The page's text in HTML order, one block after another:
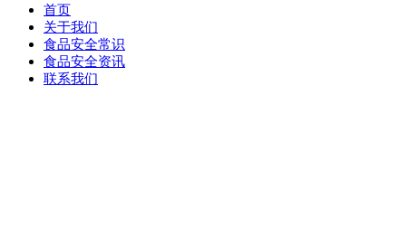
首页
关于我们
食品安全常识
食品安全资讯
联系我们